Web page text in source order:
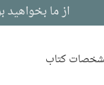
از ما بخواهید
کتاب